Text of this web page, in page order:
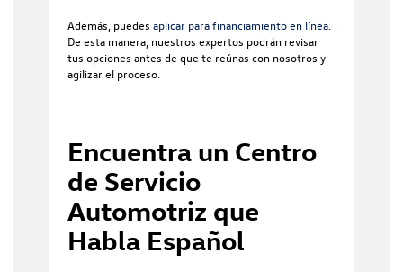
Además, puedes aplicar para financiamiento en línea
De esta manera, nuestros expertos podrán revisar
tus opciones antes de que te reúnas con nosotros y
agilizar el proceso.
Encuentra un Centro
de Servicio
Automotriz que
Habla Español